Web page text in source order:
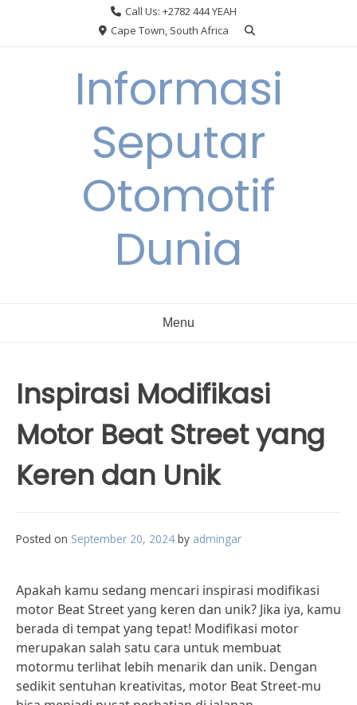
Call Us: +2782 444 YEAH
Cape Town, South Africa
Informasi
Seputar
Otomotif
Dunia
Menu
Inspirasi Modifikasi
Motor Beat Street yang
Keren dan Unik
Posted on September 20, 2024 by admingar
Apakah kamu sedang mencari inspirasi modifikasi
motor Beat Street yang keren dan unik? Jika iya, kamu
berada di tempat yang tepat! Modifikasi motor
merupakan salah satu cara untuk membuat
motormu terlihat lebih menarik dan unik. Dengan
sedikit sentuhan kreativitas, motor Beat Street-mu